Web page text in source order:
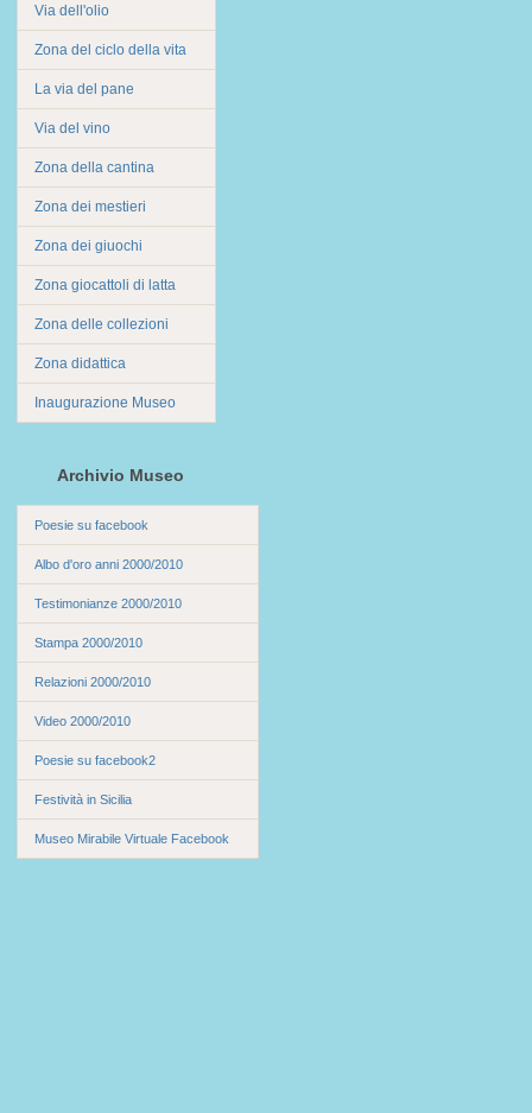
Via dell'olio
Zona del ciclo della vita
La via del pane
Via del vino
Zona della cantina
Zona dei mestieri
Zona dei giuochi
Zona giocattoli di latta
Zona delle collezioni
Zona didattica
Inaugurazione Museo
Archivio Museo
Poesie su facebook
Albo d'oro anni 2000/2010
Testimonianze 2000/2010
Stampa 2000/2010
Relazioni 2000/2010
Video 2000/2010
Poesie su facebook2
Festività in Sicilia
Museo Mirabile Virtuale Facebook